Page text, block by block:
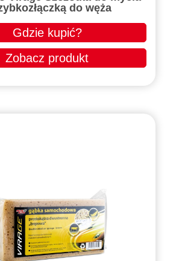
do węża
Gdzie kupić?
Zobacz produkt